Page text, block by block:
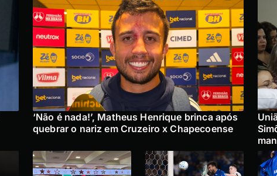
‘Não é nada!’, Matheus Henrique brinca após
quebrar o nariz em Cruzeiro x Chapecoense